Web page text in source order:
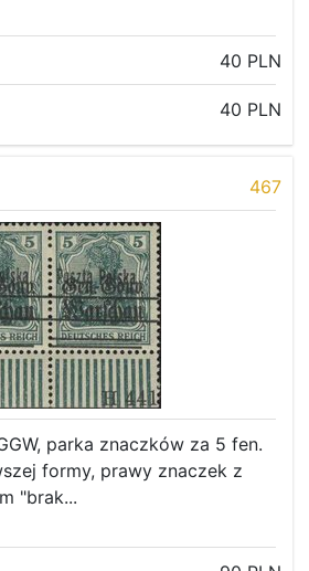
40 PLN
40 PLN
467
parka znaczków za 5 fen.
formy, prawy znaczek z
"brak...